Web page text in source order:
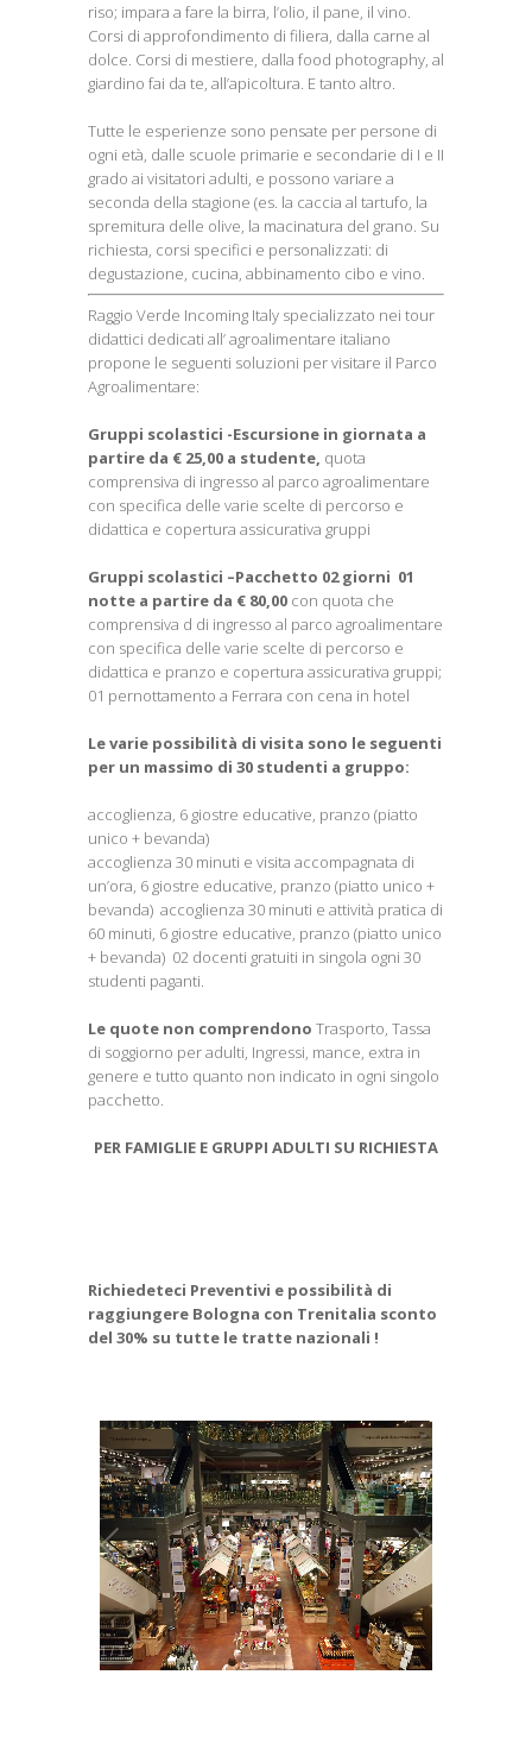
riso; impara a fare la birra, l’olio, il pane, il vino.
Corsi di approfondimento di filiera, dalla carne al
dolce. Corsi di mestiere, dalla food photography, al
giardino fai da te, all’apicoltura. E tanto altro.
Tutte le esperienze sono pensate per persone di
ogni età, dalle scuole primarie e secondarie di I e II
grado ai visitatori adulti, e possono variare a
seconda della stagione (es. la caccia al tartufo, la
spremitura delle olive, la macinatura del grano. Su
richiesta, corsi specifici e personalizzati: di
degustazione, cucina, abbinamento cibo e vino.
Raggio Verde Incoming Italy specializzato nei tour
didattici dedicati all’ agroalimentare italiano
propone le seguenti soluzioni per visitare il Parco
Agroalimentare:
Gruppi scolastici -Escursione in giornata a
partire da € 25,00 a studente, quota
comprensiva di ingresso al parco agroalimentare
con specifica delle varie scelte di percorso e
didattica e copertura assicurativa gruppi
Gruppi scolastici –Pacchetto 02 giorni 01
notte a partire da € 80,00 con quota che
comprensiva d di ingresso al parco agroalimentare
con specifica delle varie scelte di percorso e
didattica e pranzo e copertura assicurativa gruppi;
01 pernottamento a Ferrara con cena in hotel
Le varie possibilità di visita sono le seguenti
per un massimo di 30 studenti a gruppo:
accoglienza, 6 giostre educative, pranzo (piatto
unico + bevanda)
accoglienza 30 minuti e visita accompagnata di
un’ora, 6 giostre educative, pranzo (piatto unico +
bevanda) accoglienza 30 minuti e attività pratica di
60 minuti, 6 giostre educative, pranzo (piatto unico
+ bevanda) 02 docenti gratuiti in singola ogni 30
studenti paganti.
Le quote non comprendono Trasporto, Tassa
di soggiorno per adulti, Ingressi, mance, extra in
genere e tutto quanto non indicato in ogni singolo
pacchetto.
PER FAMIGLIE E GRUPPI ADULTI SU RICHIESTA
Richiedeteci Preventivi e possibilità di
raggiungere Bologna con Trenitalia sconto
del 30% su tutte le tratte nazionali !
1/1